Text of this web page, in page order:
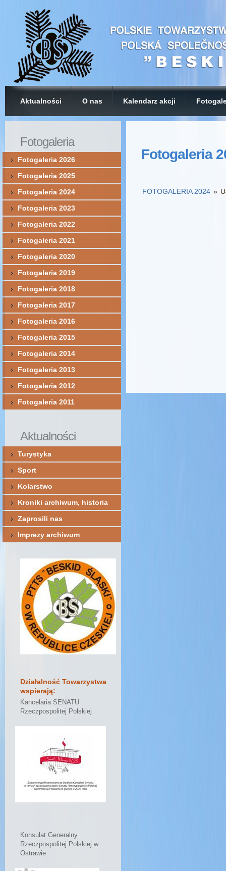
Aktualności O nas Kalendarz akcji
Fotogaleria
FOTOGALERIA 2024 »
Fotogaleria
Fotogaleria 2026
Fotogaleria 2025
Fotogaleria 2024
Fotogaleria 2023
Fotogaleria 2022
Fotogaleria 2021
Fotogaleria 2020
Fotogaleria 2019
Fotogaleria 2018
Fotogaleria 2017
Fotogaleria 2016
Fotogaleria 2015
Fotogaleria 2014
Fotogaleria 2013
Fotogaleria 2012
Fotogaleria 2011
Aktualności
Turystyka
Sport
Kolarstwo
Kroniki archiwum, historia
Zaprosili nas
Imprezy archiwum
Działalność Towarzystwa
wspierają:
Kancelaria SENATU
Rzeczpospolitej Polskiej
Konsulat Generalny
Rzeczpospolitej Polskiej w
Ostrawie